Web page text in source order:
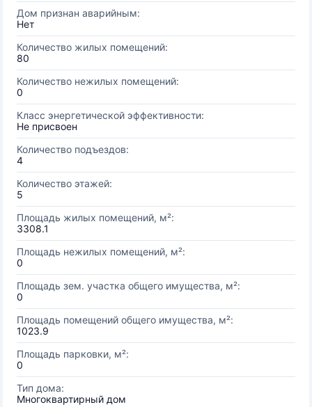
Дом признан аварийным:
Нет
Количество жилых помещений:
80
Количество нежилых помещений:
0
Класс энергетической эффективности:
Не присвоен
Количество подъездов:
4
Количество этажей:
5
Площадь жилых помещений, м²:
3308.1
Площадь нежилых помещений, м²:
0
Площадь зем. участка общего имущества, м²:
0
Площадь помещений общего имущества, м²:
1023.9
Площадь парковки, м²:
0
Тип дома:
Многоквартирный дом